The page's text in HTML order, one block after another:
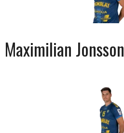
Maximilian Jonsson